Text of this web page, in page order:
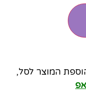
המוצר לסל,